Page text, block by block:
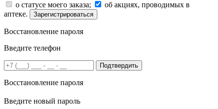
о статусе моего заказа;
об акциях, проводимых в
аптеке.
Зарегистрироваться
Восстановление пароля
Введите телефон
Подтвердить
Восстановление пароля
Введите новый пароль